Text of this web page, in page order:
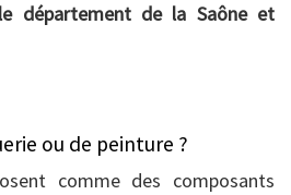
département de la Saône et
ou de peinture ?
comme des composants